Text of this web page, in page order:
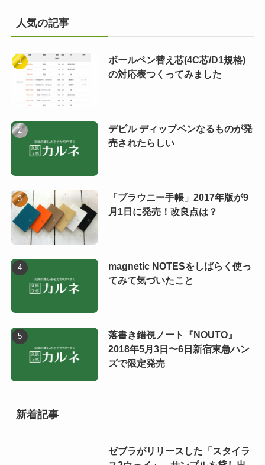
人気の記事
ボールペン替え芯(4C芯/D1規格)
の対応表つくってみました
デビル ディップペンなるものが発
売されたらしい
「ブラウニー手帳」2017年版が9
月1日に発売！改良点は？
magnetic NOTESをしばらく使っ
てみて気づいたこと
落書き錯視ノート『NOUTO』
2018年5月3日〜6日新宿東急ハン
ズで限定発売
新着記事
ゼブラがリリースした「スタイラ